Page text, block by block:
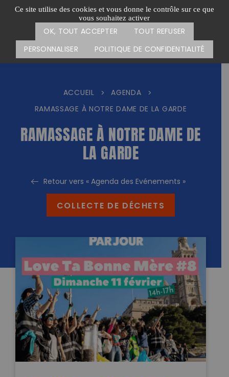
Ce site utilise des cookies et vous donne le contrôle sur ce que
vous souhaitez activer
OK, TOUT ACCEPTER
TOUT REFUSER
PERSONNALISER
POLITIQUE DE CONFIDENTIALITÉ
Passer
Menu
CARTE DES ACTIONS FAIRE UN DON
ACCUEIL > AGENDA
>
RAMASSAGE À NOTRE DAME DE LA GARDE
RAMASSAGE À NOTRE DAME DE
LA GARDE
Retour vers « Agenda des Evénements »
COLLECTE DE DÉCHETS